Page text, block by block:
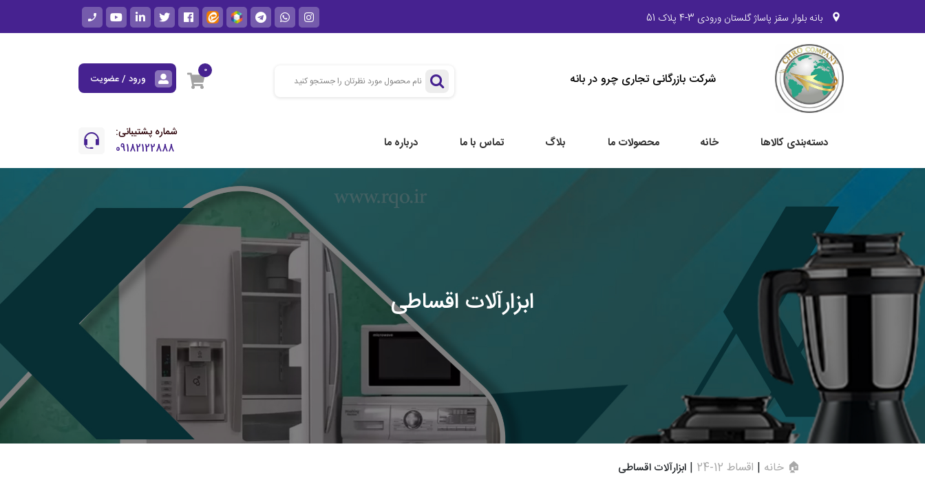
بانه بلوار سقز پاساژ گلستان ورودی 3-4 پلاک 51
کد پستی 6691914695
شرکت بازرگانی تجاری چرو در بانه
0
ورود / عضویت
دسته‌بندی کالاها خانه محصولات ما بلاگ تماس با ما درباره ما
شماره پشتیبانی:
09182122888
ابزارآلات اقساطی
🏠 خانه | اقساط 12-24 | ابزارآلات اقساطی